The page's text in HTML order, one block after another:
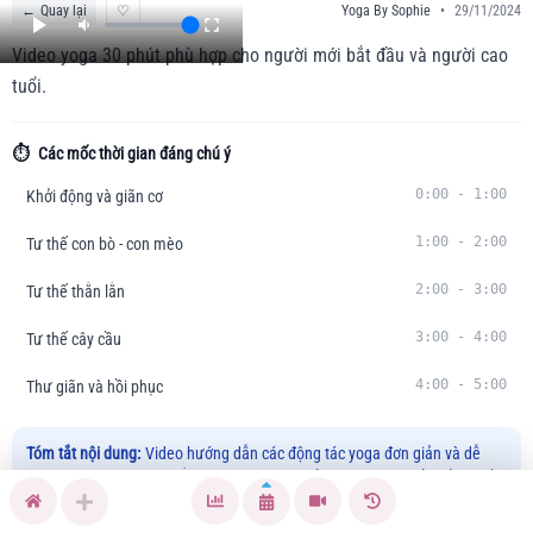
← Quay lại ♡ Yoga By Sophie • 29/11/2024
Video yoga 30 phút phù hợp cho người mới bắt đầu và người cao
tuổi.
⏱️ Các mốc thời gian đáng chú ý
Khởi động và giãn cơ 0:00 - 1:00
Tư thế con bò - con mèo 1:00 - 2:00
Tư thế thằn lằn 2:00 - 3:00
Tư thế cây cầu 3:00 - 4:00
Thư giãn và hồi phục 4:00 - 5:00
Tóm tắt nội dung: Video hướng dẫn các động tác yoga đơn giản và dễ
thực hiện hàng ngày nhằm tăng cường sự dẻo dai và sức khỏe tổng thể.